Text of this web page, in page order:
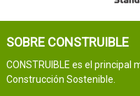
SOBRE CONSTRUIBLE
CONSTRUIBLE es el
Construcción Sostenible.